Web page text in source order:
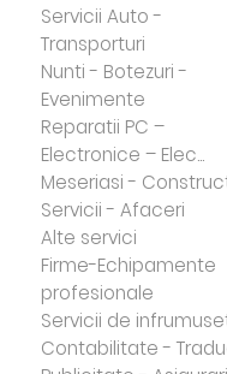
Servicii Auto -
Transporturi
Nunti - Botezuri -
Evenimente
Reparatii PC –
Electronice – Elec...
Meseriasi -
Servicii - Afaceri
Alte servici
Firme-Echipamente
profesionale
Servicii de
Contabilitate -